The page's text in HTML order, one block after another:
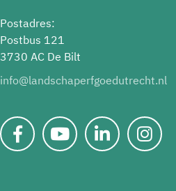
Postadres:
Postbus 121
3730 AC De Bilt
info@landschaperfgoedutrecht.nl